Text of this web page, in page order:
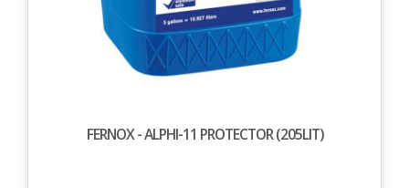
FERNOX - ALPHI-11 PROTECTOR (205LIT)